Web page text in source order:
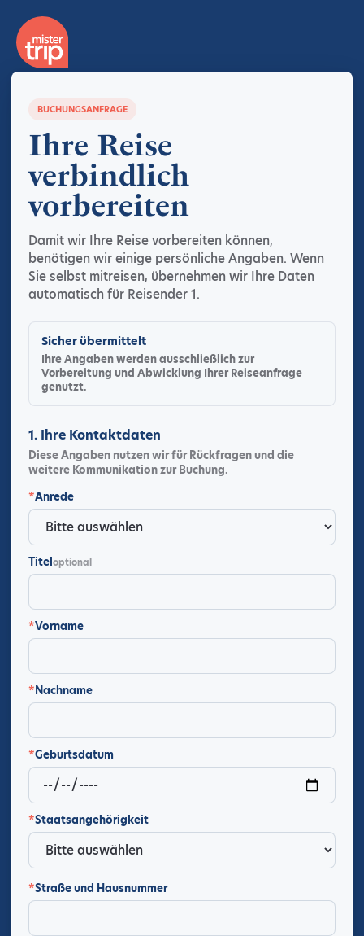
BUCHUNGSANFRAGE
Ihre Reise
verbindlich
vorbereiten
Damit wir Ihre Reise vorbereiten können,
benötigen wir einige persönliche Angaben. Wenn
Sie selbst mitreisen, übernehmen wir Ihre Daten
automatisch für Reisender 1.
Sicher übermittelt
Ihre Angaben werden ausschließlich zur
Vorbereitung und Abwicklung Ihrer Reiseanfrage
genutzt.
1. Ihre Kontaktdaten
Diese Angaben nutzen wir für Rückfragen und die
weitere Kommunikation zur Buchung.
*Anrede
Titeloptional
*Vorname
*Nachname
*Geburtsdatum
*Staatsangehörigkeit
*Straße und Hausnummer